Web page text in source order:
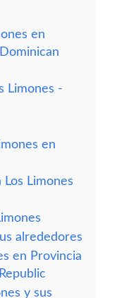
en
Limones -
en
Los Limones
alrededores
en Provincia
y sus